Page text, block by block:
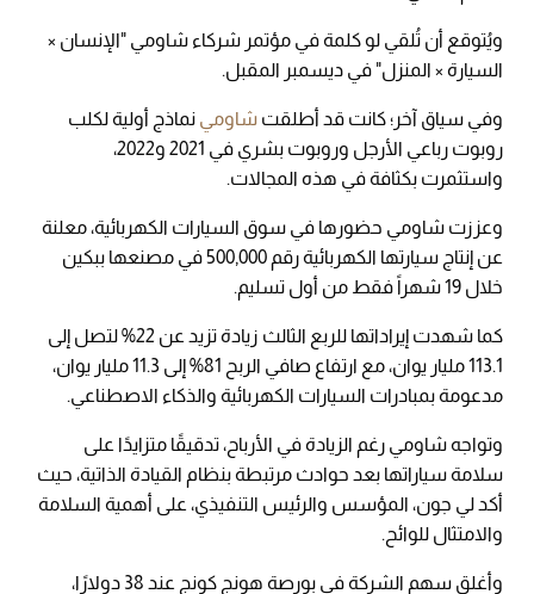
ويُتوقع أن تُلقي لو كلمة في مؤتمر شركاء شاومي "الإنسان ×
السيارة × المنزل" في ديسمبر المقبل.
وفي سياق آخر؛ كانت قد أطلقت شاومي نماذج أولية لكلب
روبوت رباعي الأرجل وروبوت بشري في 2021 و2022،
واستثمرت بكثافة في هذه المجالات.
وعززت شاومي حضورها في سوق السيارات الكهربائية، معلنة
عن إنتاج سيارتها الكهربائية رقم 500,000 في مصنعها ببكين
خلال 19 شهراً فقط من أول تسليم.
كما شهدت إيراداتها للربع الثالث زيادة تزيد عن 22% لتصل إلى
113.1 مليار يوان، مع ارتفاع صافي الربح 81% إلى 11.3 مليار يوان،
مدعومة بمبادرات السيارات الكهربائية والذكاء الاصطناعي.
وتواجه شاومي رغم الزيادة في الأرباح، تدقيقًا متزايدًا على
سلامة سياراتها بعد حوادث مرتبطة بنظام القيادة الذاتية، حيث
أكد لي جون، المؤسس والرئيس التنفيذي، على أهمية السلامة
والامتثال للوائح.
وأغلق سهم الشركة في بورصة هونج كونج عند 38 دولارًا،